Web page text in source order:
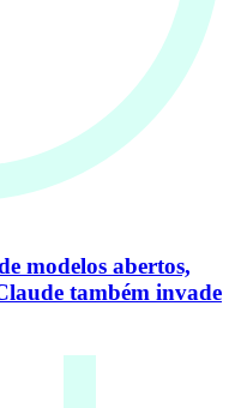
modelos abertos,
também invade